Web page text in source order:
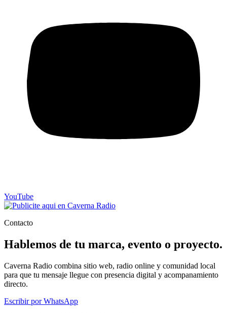
YouTube
Contacto
Hablemos de tu marca, evento o proyecto.
Caverna Radio combina sitio web, radio online y comunidad local
para que tu mensaje llegue con presencia digital y acompanamiento
directo.
Escribir por WhatsApp